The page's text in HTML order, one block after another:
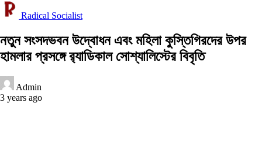
Radical Socialist
নতুন সংসদভবন উদ্বোধন এবং মহিলা কুস্তিগিরদের উপর
হামলার প্রসঙ্গে র‍্যাডিকাল সোশ্যালিস্টের বিবৃতি
Admin
3 years ago